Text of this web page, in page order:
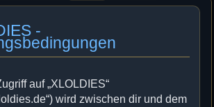
-
auf „XLOLDIES“
wird zwischen dir und dem